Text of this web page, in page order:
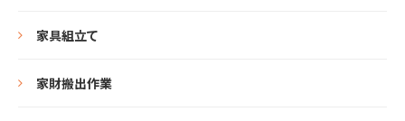
家具組立て
家財搬出作業